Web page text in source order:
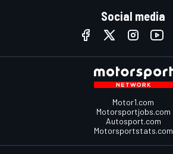
Social media
Motor1.com
Motorsportjobs.com
Autosport.com
Motorsportstats.com